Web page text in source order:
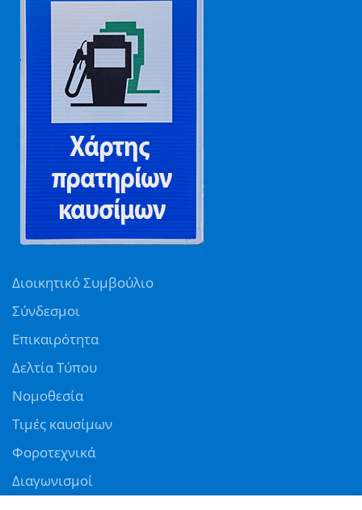
Διοικητικό Συμβούλιο
Σύνδεσμοι
Επικαιρότητα
Δελτία Τύπου
Νομοθεσία
Τιμές καυσίμων
Φοροτεχνικά
Διαγωνισμοί